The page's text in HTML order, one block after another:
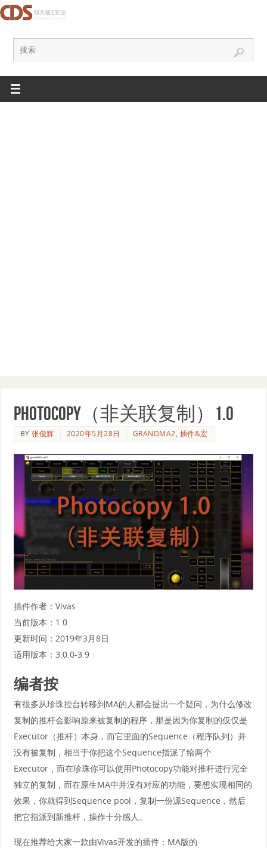
Photocopy（非关联复制）1.0
BY张俊辉 2020年5月28日 GRANDMA2, 插件&宏
插件作者：Vivas
当前版本：1.0
更新时间：2019年3月8日
适用版本：3.0.0-3.9
编者按
有很多从珍珠控台转移到MA的人都会提出一个疑问，为什么修改
复制的推杆会影响原来被复制的程序，那是因为你复制的仅仅是
Executor（推杆）本身，而它里面的Sequence（程序队列）并
没有被复制，相当于你把这个Sequence指派了给两个
Executor，而在珍珠你可以使用Photocopy功能对推杆进行完全
独立的复制，而在原生MA中并没有对应的功能，要想实现相同的
效果，你就得到Sequence pool，复制一份源Sequence，然后
把它指派到新推杆，操作十分感人。
现在推荐给大家一款由Vivas开发的插件：MA版的